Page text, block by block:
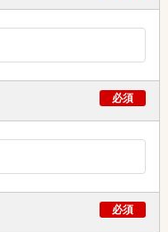
必須
必須